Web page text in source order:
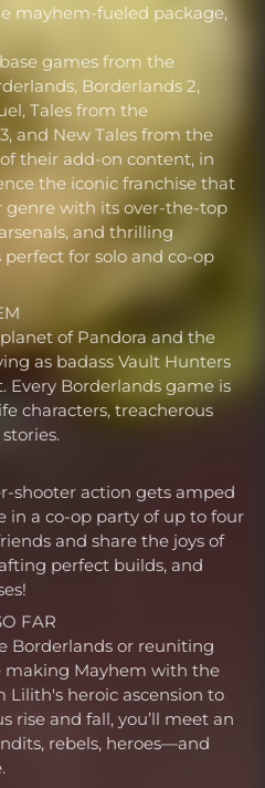
mayhem-fueled package,
games from the
Borderlands 2,
Tales from the
and New Tales from the
their add-on content, in
the iconic franchise that
with its over-the-top
and thrilling
for solo and co-op
of Pandora and the
as badass Vault Hunters
Every Borderlands game is
characters, treacherous
shooter action gets amped
in a co-op party of up to four
and share the joys of
perfect builds, and
FAR
Borderlands or reuniting
making Mayhem with the
Lilith's heroic ascension to
rise and fall, you’ll meet an
rebels, heroes—and